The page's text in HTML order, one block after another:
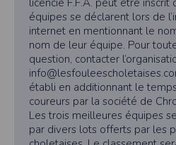
électronique :
Les concurrents dont
quelques en soit la raison
indiquant le ou les motifs. Ils
devront apporter toutes les
complémentaires pour
inscription le plus rapidement
Dans le cas ou au retrait de
informations fournies par le
toujours pas de valider sa
licencié F.F.A. peut être inscrit
équipes se déclarent lors de
internet en mentionnant le
nom de leur équipe. Pour
question, contacter
établi en additionnant le
coureurs par la société de
Les trois meilleures équipes
par divers lots offerts par les
des informations à partir des photos que
Cette application ne requiert pas
Informations sur le
Aucun paiement n'étant effectué dans
vos cartes de crédit ou de débit ne sera
Traduction in English :
This app requires camera permissions if
photo to the gallery. We collect information
does not require information from your